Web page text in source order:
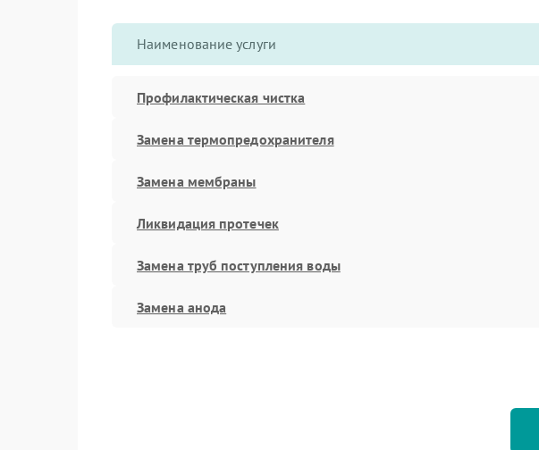
Наименование услуги
Профилактическая чистка
Замена термопредохранителя
Замена мембраны
Ликвидация протечек
Замена труб поступления воды
Замена анода